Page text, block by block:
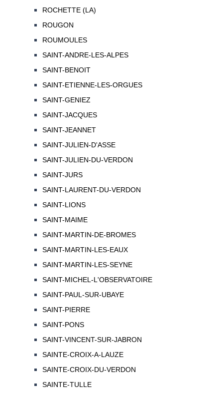
ROCHETTE (LA)
ROUGON
ROUMOULES
SAINT-ANDRE-LES-ALPES
SAINT-BENOIT
SAINT-ETIENNE-LES-ORGUES
SAINT-GENIEZ
SAINT-JACQUES
SAINT-JEANNET
SAINT-JULIEN-D'ASSE
SAINT-JULIEN-DU-VERDON
SAINT-JURS
SAINT-LAURENT-DU-VERDON
SAINT-LIONS
SAINT-MAIME
SAINT-MARTIN-DE-BROMES
SAINT-MARTIN-LES-EAUX
SAINT-MARTIN-LES-SEYNE
SAINT-MICHEL-L'OBSERVATOIRE
SAINT-PAUL-SUR-UBAYE
SAINT-PIERRE
SAINT-PONS
SAINT-VINCENT-SUR-JABRON
SAINTE-CROIX-A-LAUZE
SAINTE-CROIX-DU-VERDON
SAINTE-TULLE